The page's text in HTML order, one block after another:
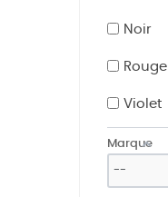
Noir
Rouge
Violet
Marque